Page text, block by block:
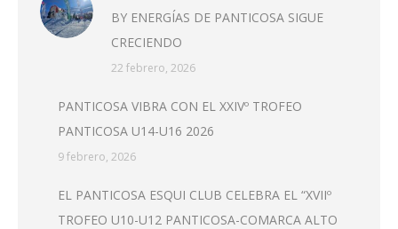
BY ENERGÍAS DE PANTICOSA SIGUE
CRECIENDO
22 febrero, 2026
PANTICOSA VIBRA CON EL XXIVº TROFEO
PANTICOSA U14-U16 2026
9 febrero, 2026
EL PANTICOSA ESQUI CLUB CELEBRA EL “XVIIº
TROFEO U10-U12 PANTICOSA-COMARCA ALTO